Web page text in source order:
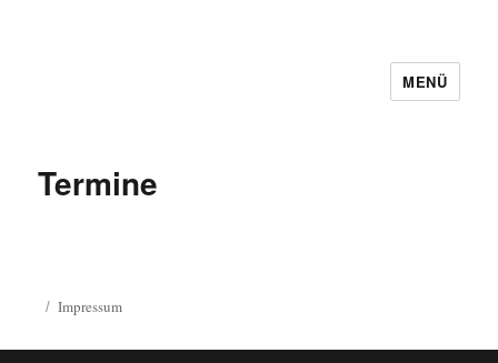
MENÜ
Termine
Impressum